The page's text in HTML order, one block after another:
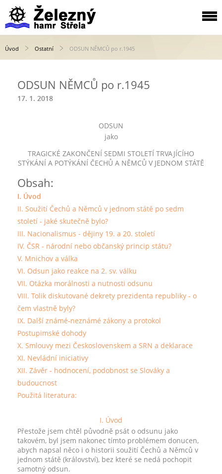
Úvod Ostatní ODSUN NĚMCŮ po r.1945
ODSUN NĚMCŮ po r.1945
17. 1. 2018
ODSUN
jako
TRAGICKÉ ZAKONČENÍ SEDMI STOLETÍ TRVAJÍCÍHO
STÝKÁNÍ A POTÝKÁNÍ ČECHŮ A NĚMCŮ V JEDNOM STÁTĚ
Obsah:
I. Úvod
II. Soužití Čechů a Němců v jednom státě po sedm
století - jaké skutečně bylo?
III. Nacionalismus - dějiny 19. a 20. století
IV. ČSR - národní nebo občanský princip státu?
V. Mnichov a válka
VI. Odsun jako reakce na 2. sv. válku
VII. Otázka morálnosti a nutnosti odsunu
VIII. Tolik diskutované dekrety prezidenta republiky - o
čem vlastně byly?
IX. Další známé-neznámé zákony a protokol
Postupimské dohody
X. Smlouvy mezi Československem a SRN a deklarace
XI. Nevládní iniciativy
XII. Závěr - hodnocení, podobnost se Slováky a
budoucnost
Použitá literatura:
I. Úvod
Přestože jsem chtěl původně psát o odsunu jako
takovém, byl jsem nakonec tímto problémem donucen,
abych napsal něco i o historii soužití Čechů a Němců v
jednom státě (království), bez které se nedá pochopit
samotný odsun.